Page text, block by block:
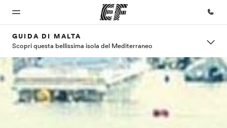
Homepage
Benvenuto alla
EF
Programmi
Vedi la nostra
offerta
Uffici
Trova
l'ufficio
più
Chi siamo
La nostra
organizzazione
Carriera
Lavora con
noi
GUIDA DI MALTA
Scopri questa bellissima isola del Mediterraneo